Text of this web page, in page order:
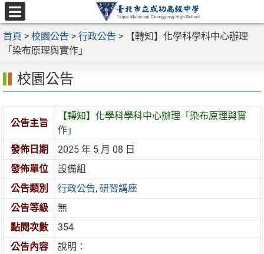
跳
至
主
區
選
單
首頁 > 校園公告 > 行政公告 >
【轉知】化學科學科中心辦理
「染布原理與實作」
校園公告
公告主旨
【轉知】化學科學科中心辦理「染布原理與實
作」
發佈日期
2025 年 5 月 08 日
發佈單位
設備組
公告類別
行政公告,研習講座
公告等級
無
點閱次數
354
公告內容
說明：